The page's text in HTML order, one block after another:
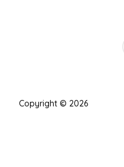
Copyright © 2026